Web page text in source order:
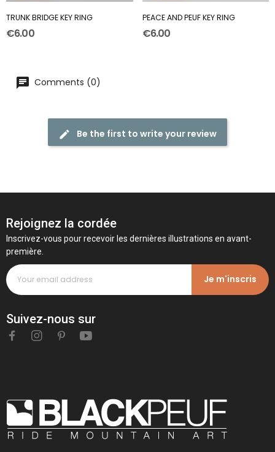
TRUNK BRIDGE KEY RING
€6.00
PEACE AND PEUF KEY RING
€6.00
Comments (0)
Be the first to write your review
Rejoignez la cordée
Inscrivez-vous pour recevoir les dernières illustrations en avant-
première.
Je m'inscris
Suivez-nous sur